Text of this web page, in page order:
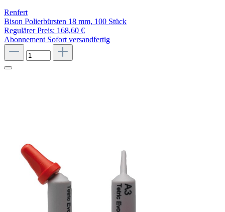
Renfert
Bison Polierbürsten 18 mm, 100 Stück
Regulärer Preis: 168,60 €
Abonnement Sofort versandfertig